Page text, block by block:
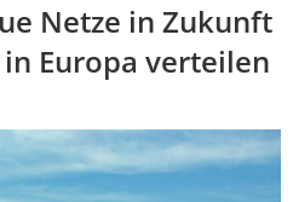
Netze in Zukunft
Europa verteilen